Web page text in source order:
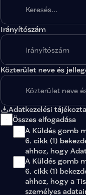
Irányítószám
Közterület neve és
Adatkezelési
Összes elfogadása
A Küldés gomb
6. cikk (1)
ahhoz, hogy
A Küldés gomb
6. cikk (1)
ahhoz, hogy a
személyes